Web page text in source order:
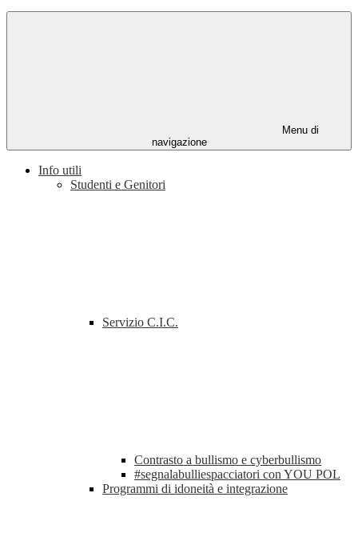
Menu di
navigazione
Info utili
Studenti e Genitori
Servizio C.I.C.
Contrasto a bullismo e cyberbullismo
#segnalabulliespacciatori con YOU POL
Programmi di idoneità e integrazione